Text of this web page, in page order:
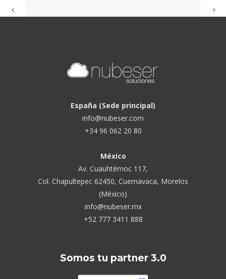
España (Sede principal)
info@nubeser.com
+34 96 062 20 80
México
Av. Cuauhtémoc 117,
Col. Chapultepec 62450, Cuernavaca, Morelos
(México)
info@nubeser.mx
+52 777 3411 888
Somos tu partner 3.0